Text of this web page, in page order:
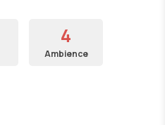
4
Ambience